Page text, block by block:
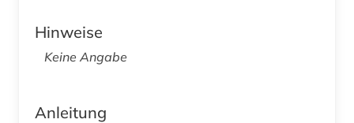
Hinweise
Keine Angabe
Anleitung